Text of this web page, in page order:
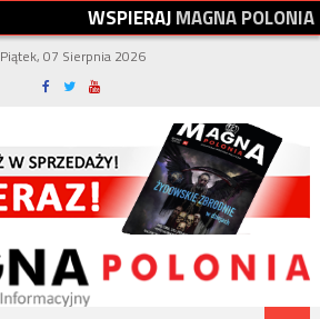
WSPIERAJMAGNAPOLONIA
Piątek, 07 Sierpnia 2026